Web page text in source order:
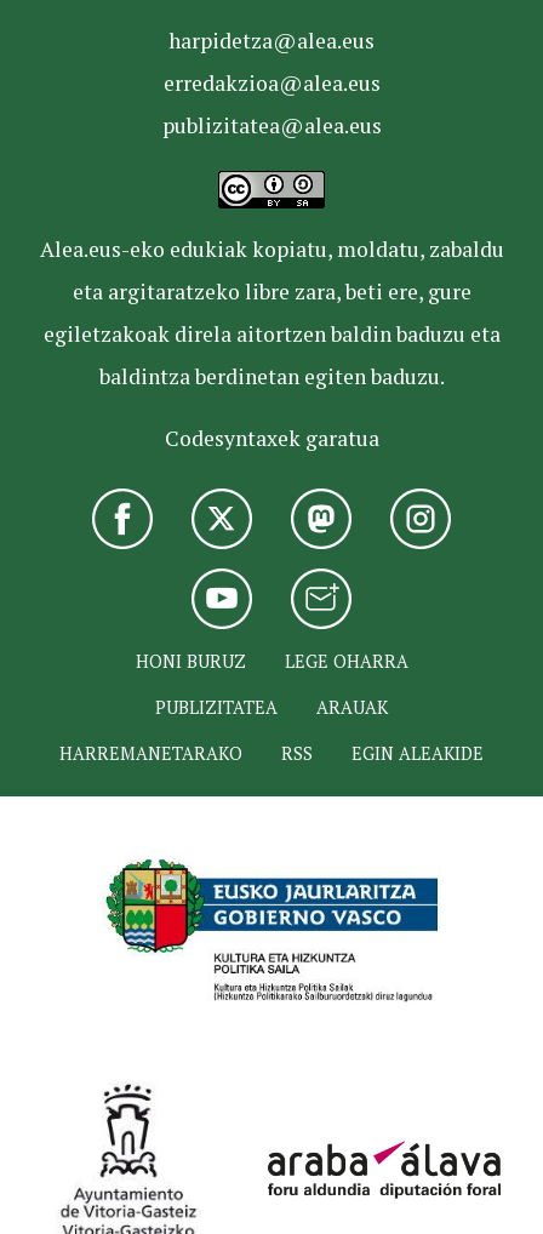
harpidetza@alea.eus
erredakzioa@alea.eus
publizitatea@alea.eus
Alea.eus-eko edukiak kopiatu, moldatu, zabaldu
eta argitaratzeko libre zara, beti ere, gure
egiletzakoak direla aitortzen baldin baduzu eta
baldintza berdinetan egiten baduzu.
Codesyntaxek garatua
HONI BURUZ
LEGE OHARRA
PUBLIZITATEA
ARAUAK
HARREMANETARAKO
RSS EGIN ALEAKIDE